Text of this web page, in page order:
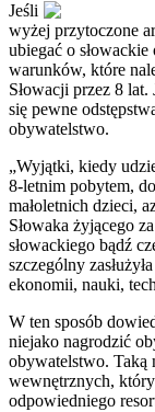
Jeśli
wyżej przytoczone
ubiegać o
warunków, które
Słowacji przez 8
się pewne
obywatelstwo.
„Wyjątki, kiedy
8-letnim pobytem,
małoletnich dzieci,
Słowaka żyjącego
słowackiego bądź
szczególny
ekonomii, nauki,
W ten sposób
niejako nagrodzić
obywatelstwo. Taką
wewnętrznych,
odpowiedniego